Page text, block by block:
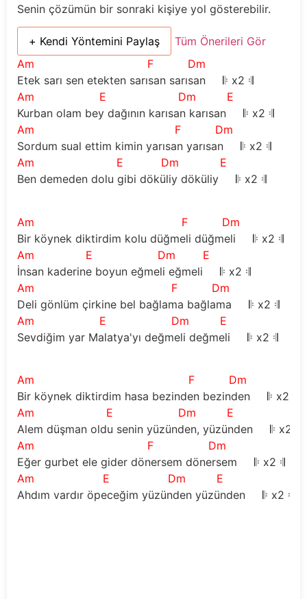
Senin çözümün bir sonraki kişiye yol gösterebilir.
+ Kendi Yöntemini Paylaş
Tüm Önerileri Gör
Am
F
Dm
Etek sarı sen etekten sarısan sarısan 𝄆 x2 𝄇
Am
E Dm
E
Kurban olam bey dağının karısan karısan 𝄆 x2 𝄇
Am
F
Dm
Sordum sual ettim kimin yarısan yarısan 𝄆 x2 𝄇
Am
E Dm
E
Ben demeden dolu gibi döküliy döküliy 𝄆 x2 𝄇
Am F
Dm
Bir köynek diktirdim kolu düğmeli düğmeli 𝄆 x2 𝄇
Am
E Dm
E
İnsan kaderine boyun eğmeli eğmeli 𝄆 x2 𝄇
Am
F
Dm
Deli gönlüm çirkine bel bağlama bağlama 𝄆 x2 𝄇
Am
E Dm
E
Sevdiğim yar Malatya'yı değmeli değmeli 𝄆 x2 𝄇
Am F
Dm
Bir köynek diktirdim hasa bezinden bezinden 𝄆 x2
Am
E Dm
E
Alem düşman oldu senin yüzünden, yüzünden 𝄆 x2
Am
F
Dm
Eğer gurbet ele gider dönersem dönersem 𝄆 x2 𝄇
Am
E Dm
E
Ahdım vardır öpeceğim yüzünden yüzünden 𝄆 x2 𝄇